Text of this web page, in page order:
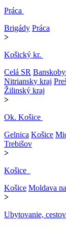
Práca
Brigády Práca
>
Košický kr.
Celá SR
Nitriansky kraj
Žilinský kraj
>
Ok. Košice
Gelnica Košice
Trebišov
>
Košice
Košice Moldava
>
Ubytovanie,